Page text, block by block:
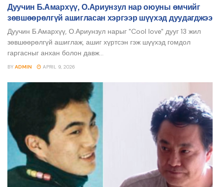
Дуучин Б.Амархүү, О.Ариунзул нар оюуны өмчийг
зөвшөөрөлгүй ашигласан хэргээр шүүхэд дуудагджээ
Дуучин Б.Амархүү, О.Ариунзул нарыг "Cool love" дууг 13 жил
зөвшөөрөлгүй ашиглаж, ашиг хүртсэн гэж шүүхэд гомдол
гаргасныг анхан болон давж...
BY ADMIN APRIL 9, 2026